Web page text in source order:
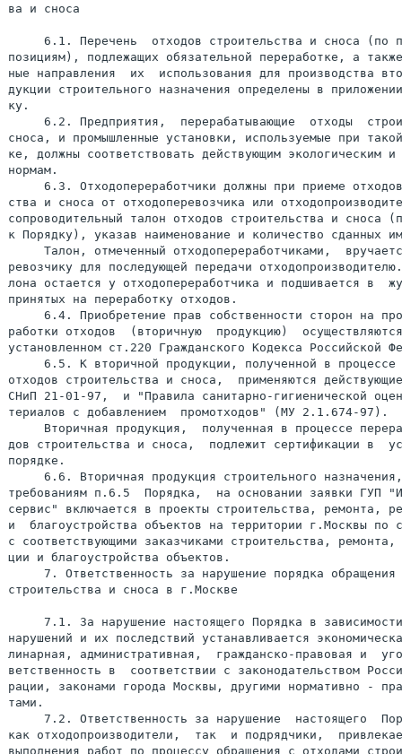
Вторичная продукция,  полученная в процессе переработки отхо-
дов строительства и сноса,  подлежит сертификации в  установленном
порядке.
     6.6. Вторичная продукция строительного назначения, отвечающая
требованиям п.6.5  Порядка,  на основании заявки ГУП "Информстрой-
сервис" включается в проекты строительства, ремонта, реконструкции
и  благоустройства объектов на территории г.Москвы по согласованию
с соответствующими заказчиками строительства, ремонта, реконструк-
ции и благоустройства объектов.
     7. Ответственность за нарушение порядка обращения со отходами
строительства и сноса в г.Москве

     7.1. За нарушение настоящего Порядка в зависимости  от  видов
нарушений и их последствий устанавливается экономическая,  дисцип-
линарная, административная,  гражданско-правовая и  уголовная  от-
ветственность в  соответствии с законодательством Российской Феде-
рации, законами города Москвы, другими нормативно - правовыми  ак-
тами.
     7.2. Ответственность за нарушение  настоящего  Порядка  несут
как отходопроизводители,  так  и подрядчики,  привлекаемые ими для
выполнения работ по процессу обращения с отходами строительства  и
сноса.


                                  Приложение 1
                                  к Порядку обращения с отходами
                                  строительства и сноса в г.Москве


                          ТИПОВАЯ ФОРМА
               технологического регламента процесса
            обращения с отходами строительства и сноса


                           Титульный лист
+----------------------------------------------------------------+
|      ЗАРЕГИСТРИРОВАН                                           |
|ГУП ППДЦ "Информстройсервис"                                    |
|за реестровым N ____________                                    |
|" ____ " _________ 200 __ г.                                    |
|____________________________                                    |
|ФИО, подпись должностного лица                                  |
|                                                                |
|          М.П.                                                  |
|                 ТЕХНОЛОГИЧЕСКИЙ РЕГЛАМЕНТ (ТР)                 |
|    процесса обращения (использования, захоронения) с           |
|    отходами строительства и сноса на объекте:                  |
|    ________________________________________________________    |
|          наименование объекта, его месторасположение           |
|                                                                |
|Заказчик строительства: _______________________________________ |
|        (наименование, юр. и факт. адрес, контактный тел.)      |
|Генподрядчик: _________________________________________________ |
|        (наименование, юр. и факт. адрес, контактный тел.)      |
|                                                                |
|Заказчик ТР: __________________________________________________ |
|(наименование организации или ФИО индивидуального предпринимате-|
|ля, юр. и факт. адрес, контактный тел.)                         |
|_______________________________________________________________ |
|(Должность, ФИО, подпись правомочного представителя, дата)      |
|                                                                |
|М.П.                                                            |
|                                                                |
|Разработчик ТР: _______________________________________________ |
|(наименование организации или ФИО индивидуального предпринимате-|
|ля, юр. и факт. адрес, контактный тел.)                         |
|_______________________________________________________________ |
|(Должность, ФИО, подпись правомочного представителя, дата)      |
|                                                                |
|М.П.                                                            |
+----------------------------------------------------------------+
     Таблица 1 ТР
"Виды отходов строительства и сноса, образующихся  на  объекте,  и
объемы их образования"

+---+--------------------------------+---------------+-----------+
| N | Виды образующихся на объекте   |     Объем     |   Класс   |
|п/п| отходов строительства и сноса  |  образования  | опасности |
|   |         (наименование)         |   (в тоннах)  |  (III-IV) |
+---+--------------------------------+---------------+-----------+
| 1 |              2                 |       3       |     4     |
+---+--------------------------------+---------------+-----------+
+---+--------------------------------+---------------+-----------+
+---+--------------------------------+---------------+-----------+
|   |Итого по классу опасности:      |               |           |
+---+--------------------------------+---------------+-----------+
+---+--------------------------------+---------------+-----------+
|   |Всего:                          |               |           |
+---+--------------------------------+---------------+-----------+

     Примечания:

     1. Нумерация видов отходов ведется порядковым образом в соот-
ветствии с классом их опасности (от  наибольшего  к  наименьшему),
последовательное расположение видов отходов одного класса опаснос-
ти может быть произвольным.
     2. Необходимо  нумерацию  видов  отходов  (в  соответствии  с
табл.1) сохранять по всем последующим таблицам.
     Таблица 2 ТР
"Накопление и организация временного хранения отходов строительст-
ва и сноса на объекте"
+---+--------------+----------+------------------+---------------+
| N | Вид отходов  | Объемы   |Подробное описание|Срок временного|
|п/п|строительства |накопления| мест временного  |хранения  (кол.|
|   |   и сноса    |на объекте|хранения (склади- |дней  с момента|
|   |              |(в тоннах)|     рования)     |  образования) |
+---+--------------+----------+------------------+---------------+
| 1 |       2      |    3     |         4        |       5       |
+---+--------------+----------+------------------+---------------+
+---+--------------+----------+------------------+---------------+
+---+--------------+----------+------------------+---------------+

     Примечание:

     3. К данной таблице прикладывается схема объекта (масштаб  не
менее М 1:500) с обозначением на ней  всех поименованных в колонке
4 мест временного хранения и  складирования  образующихся  отходов
строительства и сноса.

     Таблица 3 ТР
"Удаление отходов строительства и сноса с территории объекта"
+---+---------+-----------+-------+-------------+----------------+
| N |Вид отхо-|Периодич-  | Объем |Организации  |Объект, на кото-|
|п/п|дов стро-|ность выво-|вывоза |или индивиду-|рый осуществля- |
|   |ительства|за с терри-|  (в   |альные пред- |ется вывоз от-  |
|   | и сноса |тории и ти-|тоннах)|приниматели, |ходов (катего-  |
|   |         |пы (марки) |       |осуществля-  |рия, название,  |
|   |         |используе- |       |ющие  вывоз  |месторасположе- |
|   |         |мого авто- |       |  отходов    |ние, плечо про- |
|   |         |транспорта |       |(полное на-  |бега автотранс- |
|   |         |           |       |именование,  |порта от места  |
|   |         |           |       |юр. и факт.  | загрузки до    |
|   |         |           |       |адрес, кон-  |места разгрузки |
|   |         |           |       |тактный тел.,|отходов, полное |
|   |         |           |       |N договора,  |наименование ор-|
|   |         |           |       |на основании |ганизации или   |
|   |         |           |       |которого осу-|индивидуального |
|   |         |           |       |ществляется  |предпринимателя,|
|   |         |           |       |  данная     |эксплуатирующего|
|   |         |           |       |деятельность)|данный объект)  |
+---+---------+-----------+-------+-------------+----------------+
| 1 |    2    |     3     |   4   |      5      |       6        |
+---+---------+-----------+-------+-------------+----------------+
+---+---------+-----------+-------+-------------+----------------+

     Примечания:
     4. К данной таблице прилагаются:
     - копия договора, по которой отходовывозящей организацией или
индивидуальным предпринимателем  осуществляется  вывоз  отходов  с
территории данного объекта;
     -